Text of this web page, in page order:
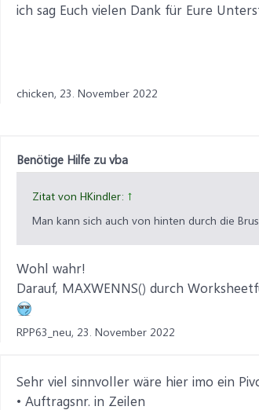
ich sag Euch vielen Dank für Eure
chicken, 23. November 2022
Benötige Hilfe zu vba
Zitat von HKindler: ↑
Man kann sich auch von hinten durch die
Wohl wahr!
Darauf, MAXWENNS() durch
RPP63_neu, 23. November 2022
Sehr viel sinnvoller wäre hier imo ein
• Auftragsnr. in Zeilen